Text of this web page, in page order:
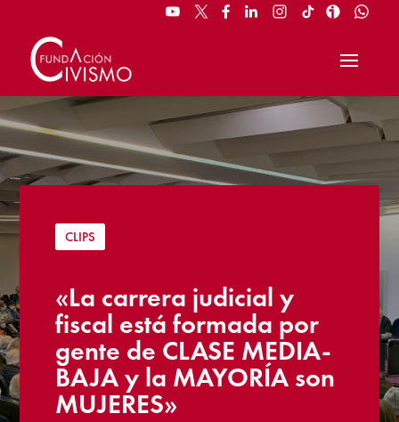
CLIPS
«La carrera judicial y
fiscal está formada por
gente de CLASE MEDIA-
BAJA y la MAYORÍA son
MUJERES»